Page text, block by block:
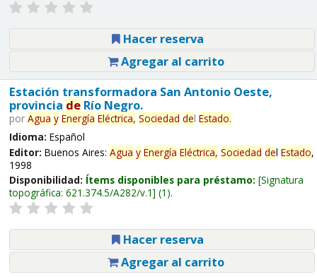
Hacer reserva
Agregar al carrito
Estación transformadora San Antonio Oeste,
provincia deRío Negro.
por Agua y Energía Eléctrica, Sociedad del Estado.
Idioma: Español
Editor: Buenos Aires: Agua y Energía Eléctrica, Sociedad del Estado,
1998
Disponibilidad: Ítems disponibles para préstamo: Signatura
topográfica: 621.374.5/A282/v.1 (1).
Hacer reserva
Agregar al carrito